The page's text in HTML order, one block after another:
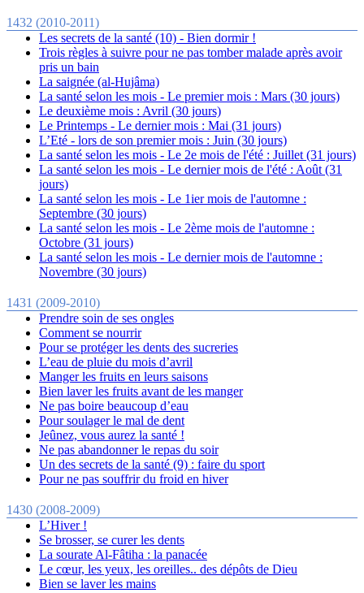
1432 (2010-2011)
Les secrets de la santé (10) - Bien dormir !
Trois règles à suivre pour ne pas tomber malade après avoir
pris un bain
La saignée (al-Hujâma)
La santé selon les mois - Le premier mois : Mars (30 jours)
Le deuxième mois : Avril (30 jours)
Le Printemps - Le dernier mois : Mai (31 jours)
L’Eté - lors de son premier mois : Juin (30 jours)
La santé selon les mois - Le 2e mois de l'été : Juillet (31 jours)
La santé selon les mois - Le dernier mois de l'été : Août (31
jours)
La santé selon les mois - Le 1ier mois de l'automne :
Septembre (30 jours)
La santé selon les mois - Le 2ème mois de l'automne :
Octobre (31 jours)
La santé selon les mois - Le dernier mois de l'automne :
Novembre (30 jours)
1431 (2009-2010)
Prendre soin de ses ongles
Comment se nourrir
Pour se protéger les dents des sucreries
L’eau de pluie du mois d’avril
Manger les fruits en leurs saisons
Bien laver les fruits avant de les manger
Ne pas boire beaucoup d’eau
Pour soulager le mal de dent
Jeûnez, vous aurez la santé !
Ne pas abandonner le repas du soir
Un des secrets de la santé (9) : faire du sport
Pour ne pas souffrir du froid en hiver
1430 (2008-2009)
L’Hiver !
Se brosser, se curer les dents
La sourate Al-Fâtiha : la panacée
Le cœur, les yeux, les oreilles.. des dépôts de Dieu
Bien se laver les mains